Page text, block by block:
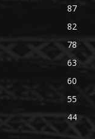
87
82
78
63
60
55
44